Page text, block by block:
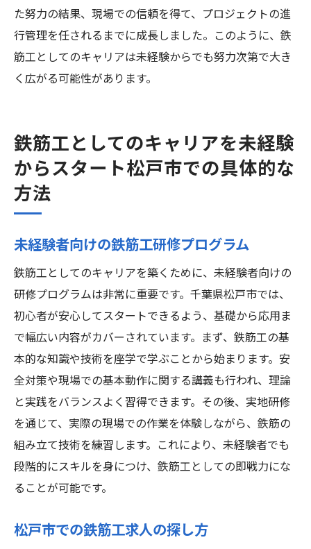
た努力の結果、現場での信頼を得て、プロジェクトの進
行管理を任されるまでに成長しました。このように、鉄
筋工としてのキャリアは未経験からでも努力次第で大き
く広がる可能性があります。
鉄筋工としてのキャリアを未経験
からスタート松戸市での具体的な
方法
未経験者向けの鉄筋工研修プログラム
鉄筋工としてのキャリアを築くために、未経験者向けの
研修プログラムは非常に重要です。千葉県松戸市では、
初心者が安心してスタートできるよう、基礎から応用ま
で幅広い内容がカバーされています。まず、鉄筋工の基
本的な知識や技術を座学で学ぶことから始まります。安
全対策や現場での基本動作に関する講義も行われ、理論
と実践をバランスよく習得できます。その後、実地研修
を通じて、実際の現場での作業を体験しながら、鉄筋の
組み立て技術を練習します。これにより、未経験者でも
段階的にスキルを身につけ、鉄筋工としての即戦力にな
ることが可能です。
松戸市での鉄筋工求人の探し方